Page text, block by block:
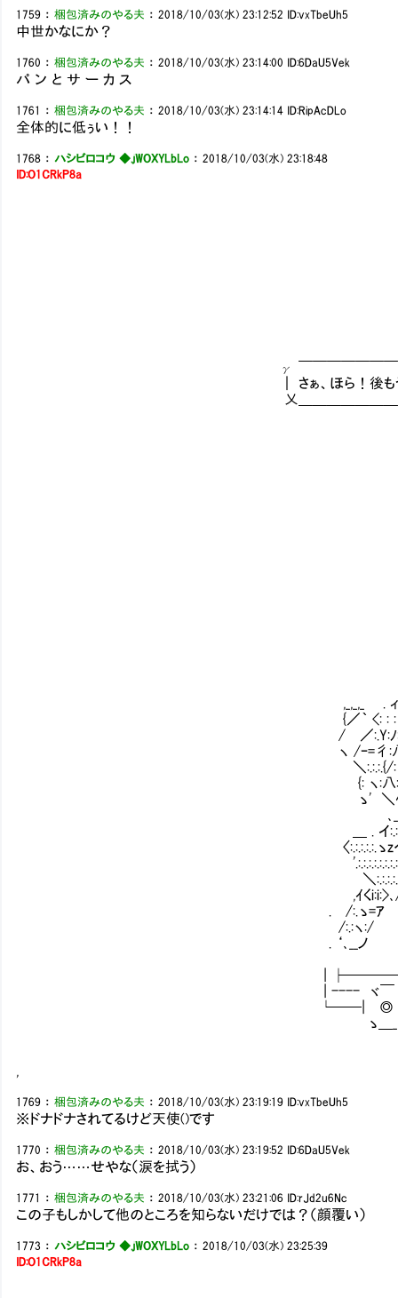
1759 ：梱包済みのやる夫 ：2018/10/03(水) 23:12:52 ID:vxTbeUh5
中世かなにか？
1760 ：梱包済みのやる夫 ：2018/10/03(水) 23:14:00 ID:6DaU5Vek
パ ン と サ ー カ ス
1761 ：梱包済みのやる夫 ：2018/10/03(水) 23:14:14 ID:RipAcDLo
全体的に低ぅい！！
1768 ： ハシビロコウ ◆.jWOXYLbLo ：2018/10/03(水) 23:18:48
ID:O1CRkP8a
γ ￣￣￣￣￣￣￣￣￣￣￣
｜ さぁ、ほら！後もう一息で
乂＿＿＿＿＿＿＿＿＿＿＿
,_,_,_ . ィ´: {: : : :
{／｀ <: : : : :人: : : : }
/ ／:.Y:ﾉ: ＞､ヽ:/ ﾉ
ヽ /ｰ=彳:八≫ ≪ }ﾆ=ｰ 神
＼:.:.:.{/: : Ⅵ￣ }
{: ヽ:八: :ゝ｀元≦
ゝ' ＼ﾍ: :〉!｡:.｡〈八: ゝ 宇宙で
＿ . イ:.:_＿i!｡:.:.｡
〈:.:.:.:.:.ゝzへィﾘ
'.:.:.:.:.:.:.:.:.::〃
＼:.:.:.:.〃
,ｲくi:i:>､/'＿＿＿
. /:.ゝ=ｱ
/:.:ヽ:/
. ‘､__ノ 八
| ├─────‘､__ノ
| ---- ヾ￣ ヽ ------
└──| ◎ |=───┘ ｶﾞﾗｶ
ゝ＿_．
1769 ：梱包済みのやる夫 ：2018/10/03(水) 23:19:19 ID:vxTbeUh5
※ドナドナされてるけど天使()です
1770 ：梱包済みのやる夫 ：2018/10/03(水) 23:19:52 ID:6DaU5Vek
お、おう……せやな（涙を拭う）
1771 ：梱包済みのやる夫 ：2018/10/03(水) 23:21:06 ID:rJd2u6Nc
この子もしかして他のところを知らないだけでは？（顔覆い）
1773 ： ハシビロコウ ◆.jWOXYLbLo ：2018/10/03(水) 23:25:39
ID:O1CRkP8a